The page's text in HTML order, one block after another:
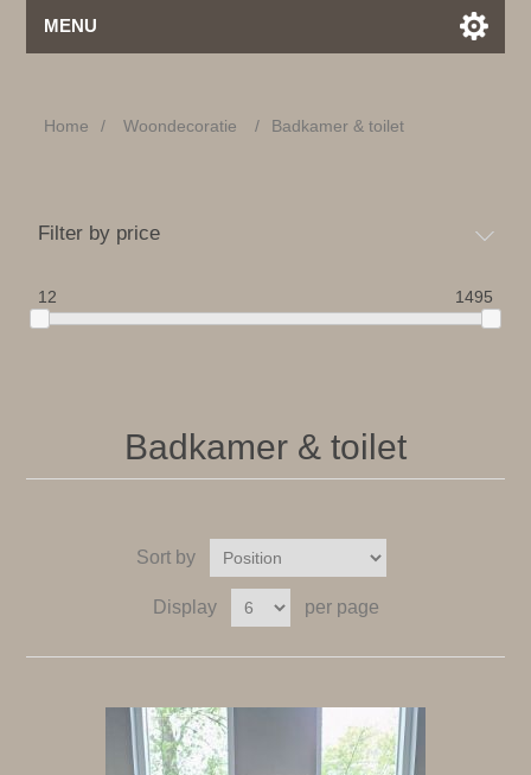
MENU
Home / Woondecoratie / Badkamer & toilet
Filter by price
12 1495
Badkamer & toilet
Sort by
Display per page